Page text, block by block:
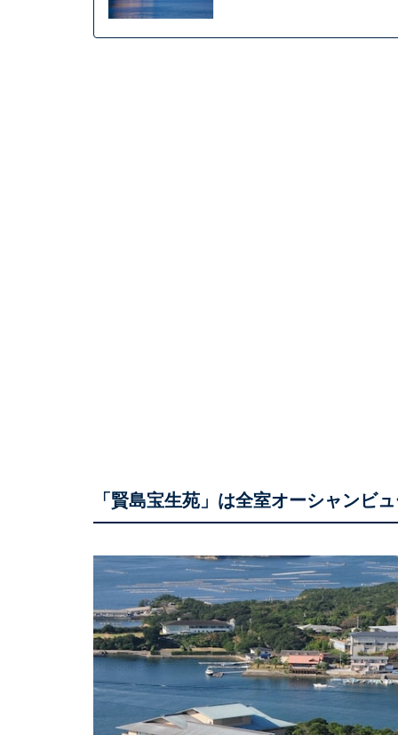
「賢島宝生苑」は全室オーシャンビ